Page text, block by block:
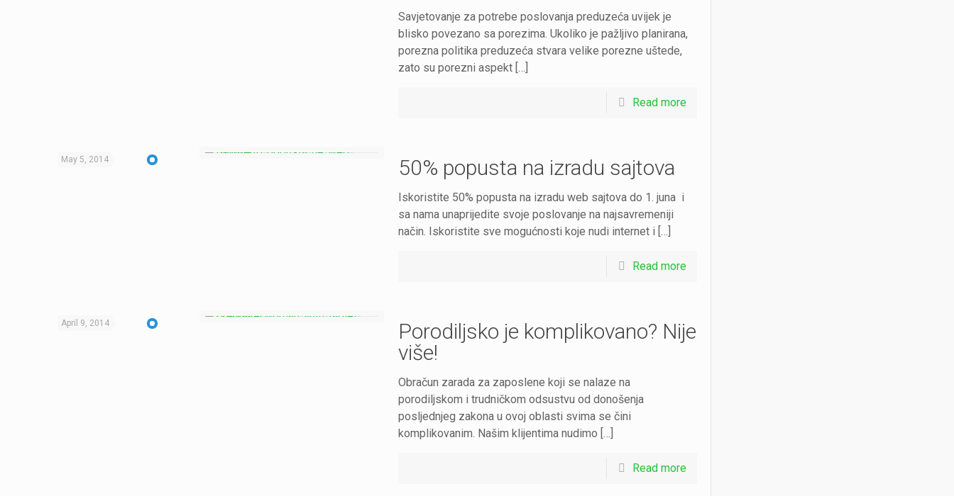
Savjetovanje za potrebe poslovanja preduzeća uvijek je
blisko povezano sa porezima. Ukoliko je pažljivo planirana,
porezna politika preduzeća stvara velike porezne uštede,
zato su porezni aspekt […]
Read more
May 5, 2014 50% popusta na izradu sajtova
Iskoristite 50% popusta na izradu web sajtova do 1. juna i
sa nama unaprijedite svoje poslovanje na najsavremeniji
način. Iskoristite sve mogućnosti koje nudi internet i […]
Read more
April 9, 2014
Porodiljsko je komplikovano? Nije
više!
Obračun zarada za zaposlene koji se nalaze na
porodiljskom i trudničkom odsustvu od donošenja
posljednjeg zakona u ovoj oblasti svima se čini
komplikovanim. Našim klijentima nudimo […]
Read more